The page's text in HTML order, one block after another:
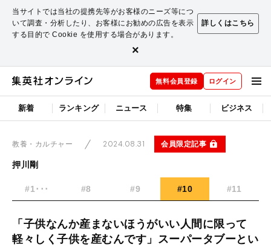
当サイトでは当社の提携先等がお客様のニーズ等につ
いて調査・分析したり、お客様にお勧めの広告を表示
する目的で Cookie を使用する場合があります。
詳しくはこちら
×
無料会員登録 ログイン
新着 ランキング ニュース 特集 ビジネス
教養・カルチャー 2024.08.31 会員限定記事
押川剛
#1･･･ #8 #9 #10 #11
「子供なんか産まないほうがいい人間に限って
軽々しく子供を産むんです」スーパータブーとい